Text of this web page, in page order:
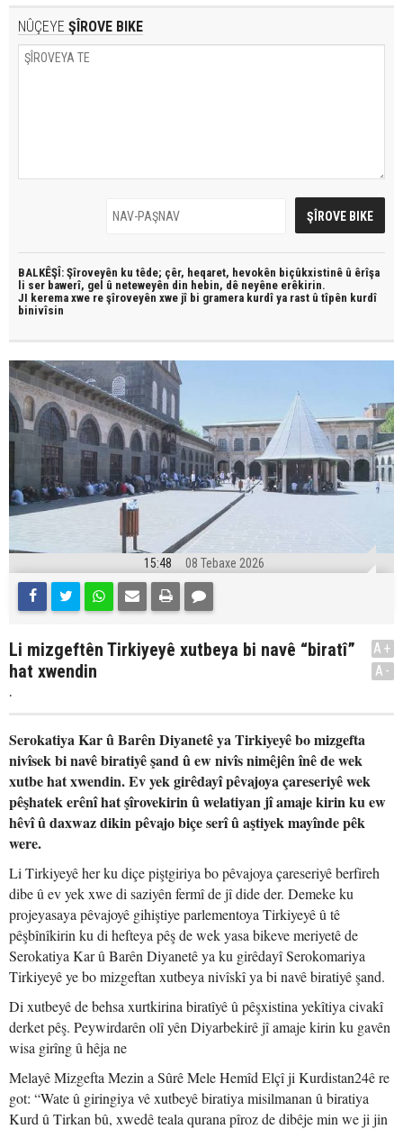
NÛÇEYE ŞÎROVE BIKE
BALKÊŞÎ: Şîroveyên ku têde; çêr, heqaret, hevokên biçûkxistinê û êrîşa
li ser bawerî, gel û neteweyên din hebin, dê neyêne erêkirin.
JI kerema xwe re şîroveyên xwe jî bi gramera kurdî ya rast û tîpên kurdî
binivîsin
15:48 08 Tebaxe 2026
Li mizgeftên Tirkiyeyê xutbeya bi navê “biratî”
hat xwendin
.
A+
A-
Serokatiya Kar û Barên Diyanetê ya Tirkiyeyê bo mizgefta
nivîsek bi navê biratiyê şand û ew nivîs nimêjên înê de wek
xutbe hat xwendin. Ev yek girêdayî pêvajoya çareseriyê wek
pêşhatek erênî hat şîrovekirin û welatiyan jî amaje kirin ku ew
hêvî û daxwaz dikin pêvajo biçe serî û aştiyek mayînde pêk
were.
Li Tirkiyeyê her ku diçe piştgiriya bo pêvajoya çareseriyê berfireh
dibe û ev yek xwe di saziyên fermî de jî dide der. Demeke ku
projeyasaya pêvajoyê gihiştiye parlementoya Tirkiyeyê û tê
pêşbînîkirin ku di hefteya pêş de wek yasa bikeve meriyetê de
Serokatiya Kar û Barên Diyanetê ya ku girêdayî Serokomariya
Tirkiyeyê ye bo mizgeftan xutbeya nivîskî ya bi navê biratiyê şand.
Di xutbeyê de behsa xurtkirina biratîyê û pêşxistina yekîtiya civakî
derket pêş. Peywirdarên olî yên Diyarbekirê jî amaje kirin ku gavên
wisa girîng û hêja ne
Melayê Mizgefta Mezin a Sûrê Mele Hemîd Elçî ji Kurdistan24ê re
got: “Wate û giringiya vê xutbeyê biratiya misilmanan û biratiya
Kurd û Tirkan bû, xwedê teala qurana pîroz de dibêje min we ji jin